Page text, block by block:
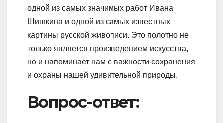
одной из самых значимых работ Ивана
Шишкина и одной из самых известных
картины русской живописи. Это полотно не
только является произведением искусства,
но и напоминает нам о важности сохранения
и охраны нашей удивительной природы.
Вопрос-ответ: